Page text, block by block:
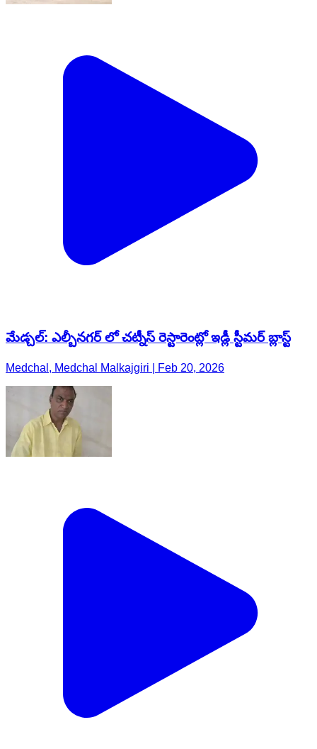
మేడ్చల్: ఎల్బీనగర్ లో చట్నీస్ రెస్టారెంట్లో ఇడ్లీ స్టీమర్ బ్లాస్ట్
Medchal, Medchal Malkajgiri | Feb 20, 2026